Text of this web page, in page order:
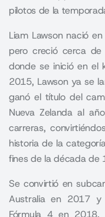
pilotos de la
Liam Lawson nació
pero creció cerca
donde se inició en el
2015, Lawson ya se
ganó el título del
Nueva Zelanda al
carreras,
historia de la
fines de la década de
Se convirtió en
Australia en 2017 y
Fórmula 4 en 2018.